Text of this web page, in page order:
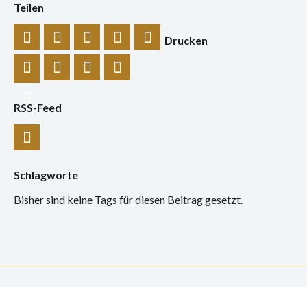
Gespräch
Hörspiel
Konzert
Vernissage
Sprechsaal
Teilen
Drucken
RSS-Feed
Schlagworte
Bisher sind keine Tags für diesen Beitrag gesetzt.